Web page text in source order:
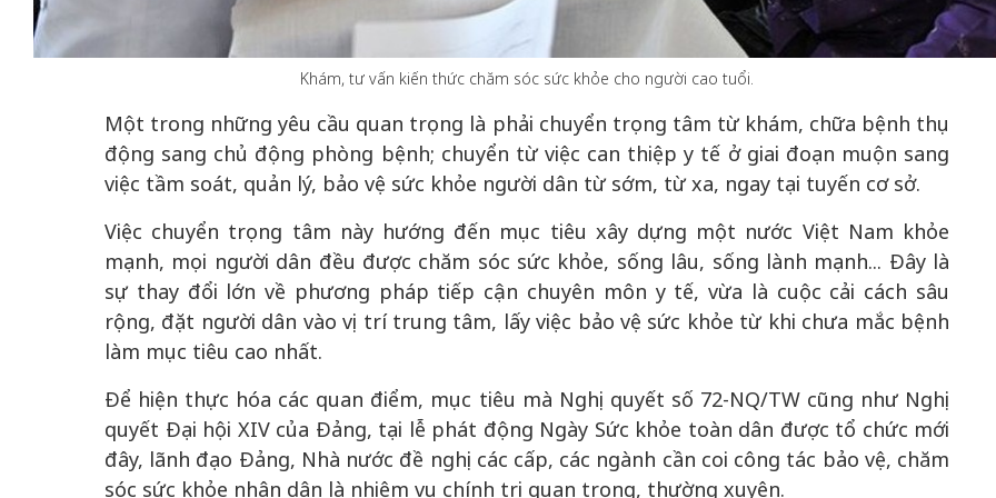
Khám, tư vấn kiến thức chăm sóc sức khỏe cho người cao tuổi.
Một trong những yêu cầu quan trọng là phải chuyển trọng tâm từ khám, chữa bệnh thụ
động sang chủ động phòng bệnh; chuyển từ việc can thiệp y tế ở giai đoạn muộn sang
việc tầm soát, quản lý, bảo vệ sức khỏe người dân từ sớm, từ xa, ngay tại tuyến cơ sở.
Việc chuyển trọng tâm này hướng đến mục tiêu xây dựng một nước Việt Nam khỏe
mạnh, mọi người dân đều được chăm sóc sức khỏe, sống lâu, sống lành mạnh... Đây là
sự thay đổi lớn về phương pháp tiếp cận chuyên môn y tế, vừa là cuộc cải cách sâu
rộng, đặt người dân vào vị trí trung tâm, lấy việc bảo vệ sức khỏe từ khi chưa mắc bệnh
làm mục tiêu cao nhất.
Để hiện thực hóa các quan điểm, mục tiêu mà Nghị quyết số 72-NQ/TW cũng như Nghị
quyết Đại hội XIV của Đảng, tại lễ phát động Ngày Sức khỏe toàn dân được tổ chức mới
đây, lãnh đạo Đảng, Nhà nước đề nghị các cấp, các ngành cần coi công tác bảo vệ, chăm
sóc sức khỏe nhân dân là nhiệm vụ chính trị quan trọng, thường xuyên.
50 năm Việt Nam gia
nhập UNESCO: Khơi
nguồn nội lực văn hóa,
định hình vị thế kiến
tạo | Kỳ 4: Sáng kiến
làm nên diện mạo mới
50 năm Việt Nam gia
nhập UNESCO: Khơi
nguồn nội lực văn hóa,
định hình vị thế kiến
tạo | Kỳ 3: Hội nhập
quốc tế bằng bản lĩnh
Việt Nam
50 năm Việt Nam gia
nhập UNESCO: Khơi
nguồn nội lực văn hóa,
định hình vị thế kiến
tạo | Kỳ 1: Khát vọng
hòa bình thể hiện trong
quyết định lịch sử
50 năm Việt
nhập
nguồn nội lực,
vị thế kiến tạo
Chuyển hóa
thành động
triển